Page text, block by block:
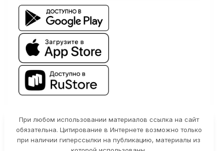
При любом использовании материалов ссылка на сайт
обязательна. Цитирование в Интернете возможно только
при наличии гиперссылки на публикацию, материалы из